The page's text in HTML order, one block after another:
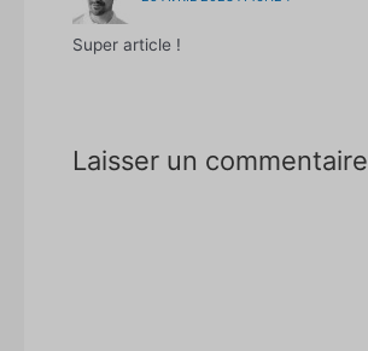
Super article !
Laisser un commentaire